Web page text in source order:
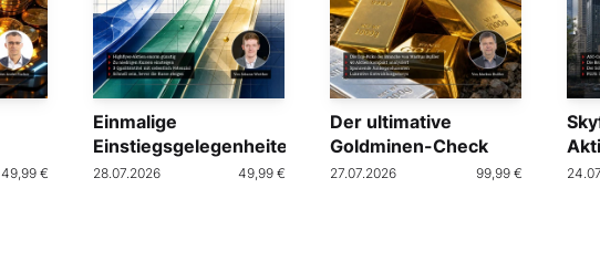
49,99 €
Einmalige
Einstiegsgelegenheiten
28.07.2026 49,99 €
Der ultimative
Goldminen-Check
27.07.2026 99,99 €